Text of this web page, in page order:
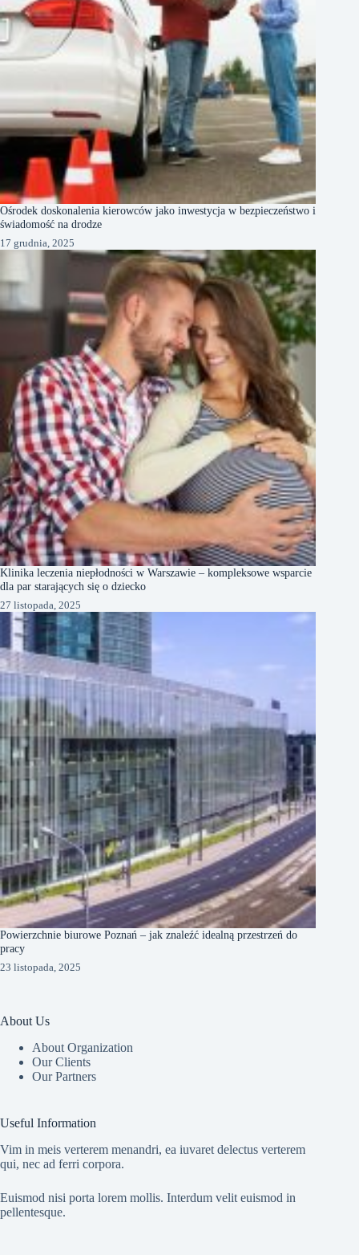
Ośrodek doskonalenia kierowców jako inwestycja w bezpieczeństwo i
świadomość na drodze
17 grudnia, 2025
Klinika leczenia niepłodności w Warszawie – kompleksowe wsparcie
dla par starających się o dziecko
27 listopada, 2025
Powierzchnie biurowe Poznań – jak znaleźć idealną przestrzeń do
pracy
23 listopada, 2025
About Us
About Organization
Our Clients
Our Partners
Useful Information
Vim in meis verterem menandri, ea iuvaret delectus verterem
qui, nec ad ferri corpora.
Euismod nisi porta lorem mollis. Interdum velit euismod in
pellentesque.